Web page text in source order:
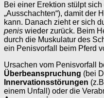
Bei einer Erektion stülpt
„Ausschachten“), damit der
kann. Danach zieht er sich
penis wieder zurück. Beim
durch die Muskulatur des
ein Penisvorfall beim Pferd
Ursachen vom Penisvorfall
Überbeanspruchung (bei
Innervationsstörungen
einem Unfall) oder die